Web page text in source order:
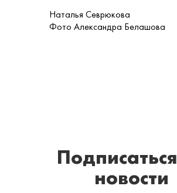
Наталья Севрюкова
Фото Александра Белашова
Подписаться
новости